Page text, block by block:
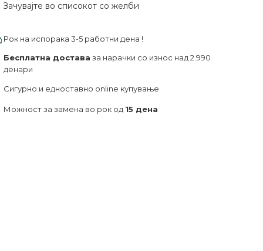
Зачувајте во списокот со желби
Рок на испорака 3-5 работни дена !
Бесплатна достава за нарачки со износ над 2.990
денари
Сигурно и едноставно online купување
Можност за замена во рок од 15 дена